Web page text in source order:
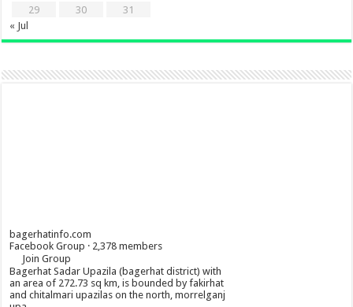
29
30
31
« Jul
bagerhatinfo.com
Facebook Group · 2,378 members
Join Group
Bagerhat Sadar Upazila (bagerhat district) with
an area of 272.73 sq km, is bounded by fakirhat
and chitalmari upazilas on the north, morrelganj